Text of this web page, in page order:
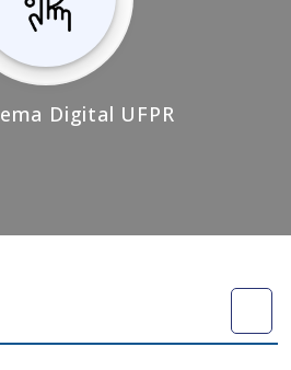
Digital UFPR